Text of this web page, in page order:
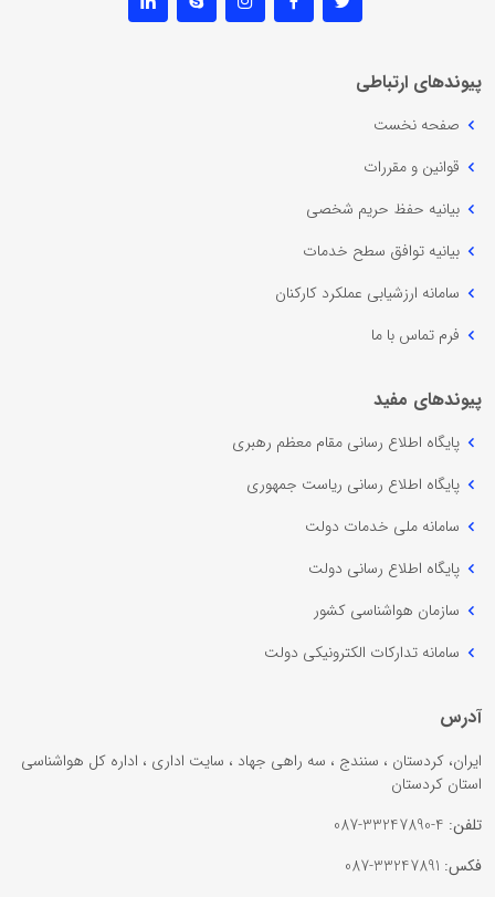
پیوندهای ارتباطی
صفحه نخست
قوانین و مقررات
بیانیه حفظ حریم شخصی
بیانیه توافق سطح خدمات
سامانه ارزشیابی عملکرد کارکنان
فرم تماس با ما
پیوندهای مفید
پایگاه اطلاع رسانی مقام معظم رهبری
پایگاه اطلاع رسانی ریاست جمهوری
سامانه ملی خدمات دولت
پایگاه اطلاع رسانی دولت
سازمان هواشناسی کشور
سامانه تدارکات الکترونیکی دولت
آدرس
ایران، کردستان ، سنندج ، سه راهی جهاد ، سایت اداری ، اداره کل هواشناسی
استان کردستان
تلفن:
فکس: